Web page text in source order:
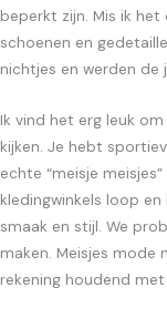
beperkt zijn. Mis ik
schoenen en
nichtjes en werden de
Ik vind het erg leuk
kijken. Je hebt
echte “meisje
kledingwinkels loop
smaak en stijl. We
maken. Meisjes mode
rekening houdend